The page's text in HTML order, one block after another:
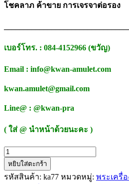
โชคลาภ ค้าขาย การเจรจาต่อรอง
เบอร์โทร. : 084-4152966 (ขวัญ)
Email : info@kwan-amulet.com
kwan.amulet@gmail.com
Line@ : @kwan-pra
( ใส่ @ นำหน้าด้วยนะคะ )
จำนวน
พญา
ไก่ฟ้า
หยิบใส่ตะกร้า
รหัสสินค้า: ka77 หมวดหมู่: พระเครื่